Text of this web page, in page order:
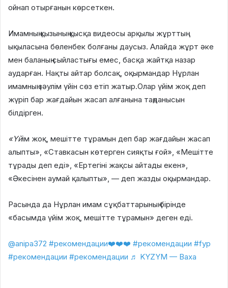
ойнап отырғанын көрсеткен.
Имамның қызының қысқа видеосы арқылы жұрттың
ықыласына бөленбек болғаны даусыз. Алайда жұрт әке
мен баланың сыйластығы емес, басқа жайтқа назар
аударған. Нақты айтар болсақ, оқырмандар Нұрлан
имамның зәулім үйін сөз етіп жатыр.Олар үйім жоқ деп
жүріп бар жағдайын жасап алғанына таңданысын
білдірген.
«Үйім жоқ, мешітте тұрамын деп бар жағдайын жасап
алыпты», «Ставкасын көтерген сияқты ғой», «Мешітте
тұрады деп еді», «Ертегіні жақсы айтады екен»,
«Әкесінен аумай қалыпты», — деп жазды оқырмандар.
Расында да Нұрлан имам сұқбаттарының бірінде
«басымда үйім жоқ, мешітте тұрамын» деген еді.
@anipa372 #рекомендации❤️❤️❤️ #рекомендации #fyp
#рекомендации #рекомендации ♬ KYZYM — Baxa